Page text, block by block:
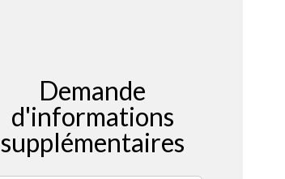
Demande
d'informations
supplémentaires